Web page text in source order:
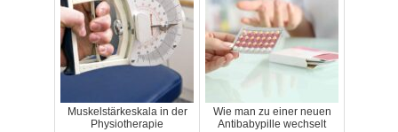
Muskelstärkeskala in der
Physiotherapie
Wie man zu einer neuen
Antibabypille wechselt